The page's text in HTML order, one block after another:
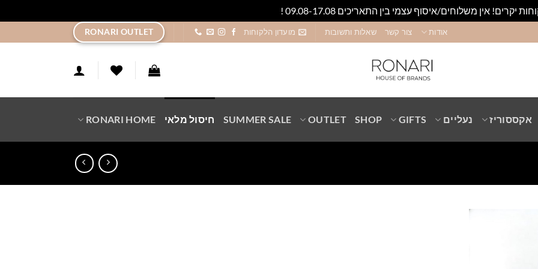
יקרים! אין משלוחים/איסוף עצמי בין התאריכים 09.08-17.08 !
אודות צור קשר שאלות ותשובות מועדון הלקוחות RONARI OUTLET
אקססוריז נעליים GIFTS
SHOP
OUTLET
SUMMER SALE חיסול מלאי RONARI HOME